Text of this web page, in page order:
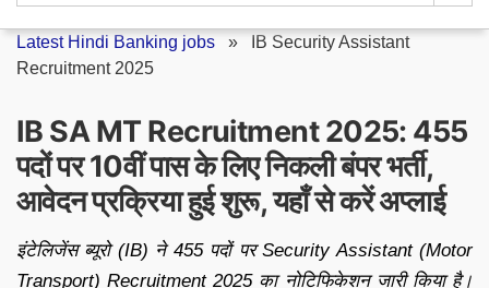
Latest Hindi Banking jobs »
IB Security Assistant
Recruitment 2025
IB SA MT Recruitment 2025: 455
पदों पर 10वीं पास के लिए निकली बंपर भर्ती,
आवेदन प्रक्रिया हुई शुरू, यहाँ से करें अप्लाई
इंटेलिजेंस ब्यूरो (IB) ने 455 पदों पर Security Assistant (Motor
Transport) Recruitment 2025 का नोटिफिकेशन जारी किया है।